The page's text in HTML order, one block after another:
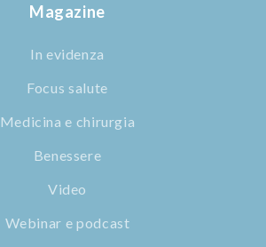
Magazine
In evidenza
Focus salute
Medicina e chirurgia
Benessere
Video
Webinar e podcast